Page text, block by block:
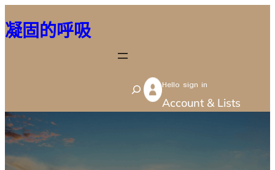
至
容
凝固的呼吸
S
e
Hello sign in
Account & Lists